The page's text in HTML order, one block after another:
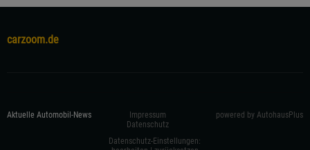
carzoom.de
Aktuelle Automobil-News
Impressum
Datenschutz
Datenschutz-Einstellungen:
powered by AutohausPlus